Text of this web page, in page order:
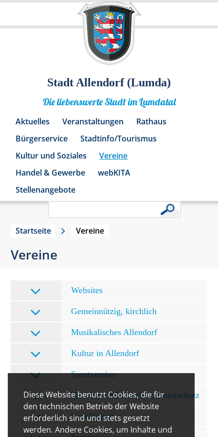
Diese Website benutzt Cookies, die für
den technischen Betrieb der Website
erforderlich sind und stets gesetzt
werden. Andere Cookies, um Inhalte und
Stadt Allendorf (Lumda)
Die liebenswerte Stadt im Lumdatal
Aktuelles Veranstaltungen
Rathaus
Bürgerservice
Stadtinfo/Tourismus
Kultur und Soziales
Vereine
Handel & Gewerbe
webKITA
Stellenangebote
Startseite Vereine
Vereine
Websites
Gemeinnützig, kirchlich
Musikalisches Allendorf
Kultur in Allendorf
Sportvereine
Tierzucht, Pflanzenbau, Naturschutz
Geselligkeit